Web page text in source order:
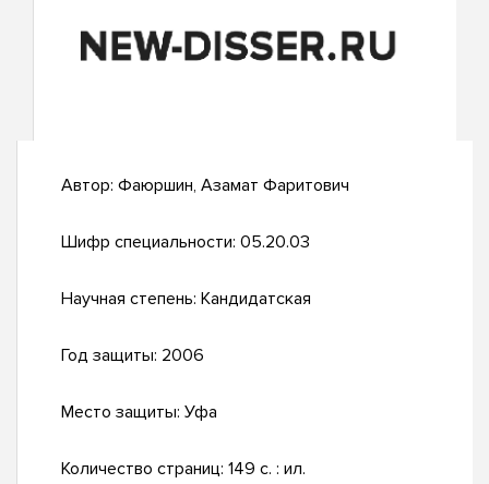
Автор: Фаюршин, Азамат Фаритович
Шифр специальности: 05.20.03
Научная степень: Кандидатская
Год защиты: 2006
Место защиты: Уфа
Количество страниц: 149 с. : ил.